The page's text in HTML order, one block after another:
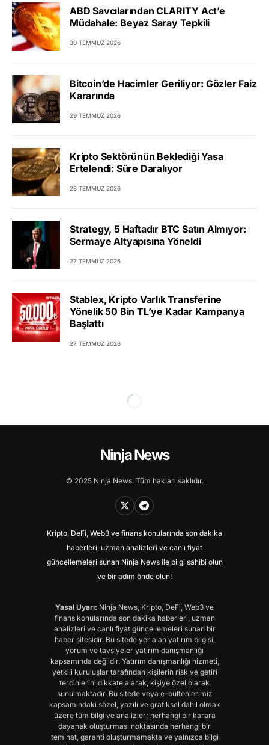
ABD Savcılarından CLARITY Act’e
Müdahale: Beyaz Saray Tepkili
30 TEMMUZ 2026
Bitcoin’de Hacimler Geriliyor: Gözler Faiz
Kararında
29 TEMMUZ 2026
Kripto Sektörünün Beklediği Yasa
Ertelendi: Süre Daralıyor
28 TEMMUZ 2026
Strategy, 5 Haftadır BTC Satın Almıyor:
Sermaye Altyapısına Yöneldi
27 TEMMUZ 2026
Stablex, Kripto Varlık Transferine
Yönelik 50 Bin TL’ye Kadar Kampanya
Başlattı
27 TEMMUZ 2026
Ninja News
© 2025 Ninja News. Tüm hakları saklıdır.
Kripto, DeFi, Web3 ve finans konularında son dakika
haberleri, uzman analizleri ve canlı fiyat
güncellemeleri sunan Ninja News ile bilgi sahibi olun
ve bir adım önde olun!
Yasal Uyarı: Ninja News, Kripto, DeFi, Web3 ve
finans konularında son dakika haberleri, uzman
analizleri ve canlı fiyat güncellemeleri sunan bir
haber sitesidir. Bu sitede yer alan yatırım bilgisi,
yorum ve tavsiyeler yatırım danışmanlığı
kapsamında değildir. Yatırım danışmanlığı hizmeti,
yetkili kuruluşlar tarafından kişilerin risk ve getiri
tercihlerini dikkate alarak, kişiye özel olarak
sunulmaktadır. Bu sitede veya e-bültenlerimiz
kapsamındaki sözel, yazılı ve grafiksel dahil olmak
üzere tüm bilgi ve analizler; herhangi bir karara
dayanak oluşturması noktasında herhangi bir
teminat, garanti oluşturmamakta ve yalnızca bilgi